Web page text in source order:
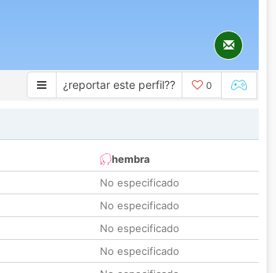
¿reportar este perfil?? 0
hembra
No especificado
No especificado
No especificado
No especificado